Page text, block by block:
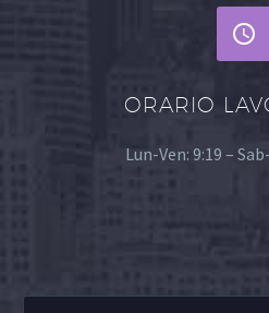


ORARIO
Lun-Ven: 9:19 –